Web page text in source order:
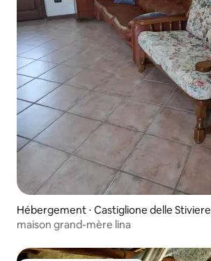
Hébergement ⋅ Castiglione delle Stiviere
maison grand-mère lina